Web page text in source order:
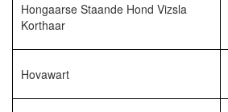
Hongaarse Staande Hond Vizsla
Korthaar
Hovawart